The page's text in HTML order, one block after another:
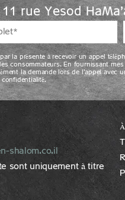
11 rue Yesod
la présente à recevoir un appel
consommateurs. En fournissant
la demande lors de l’appel avec
shalom.co.il
sont uniquement à titre